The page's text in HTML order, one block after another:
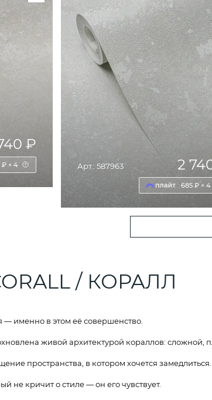
₽
₽ × 4 Арт.: 587963 2
685 ₽ × 4
/ КОРАЛЛ
— именно в этом её совершенство.
живой архитектурой кораллов: сложной,
пространства, в котором хочется
не кричит о стиле — он его чувствует.